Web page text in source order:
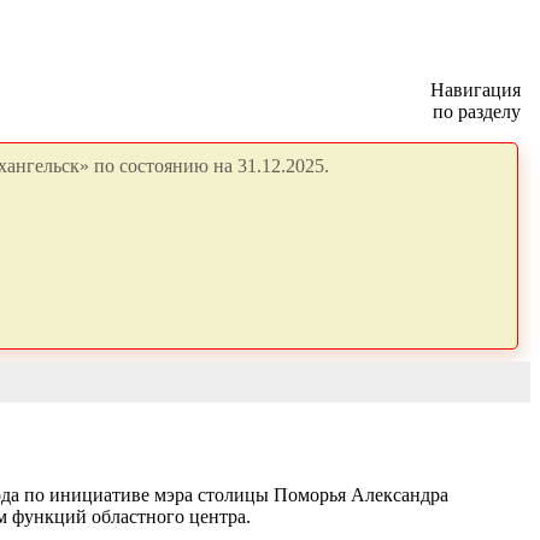
Навигация
по разделу
по состоянию на 31.12.2025.
по инициативе мэра столицы Поморья Александра
областного центра.